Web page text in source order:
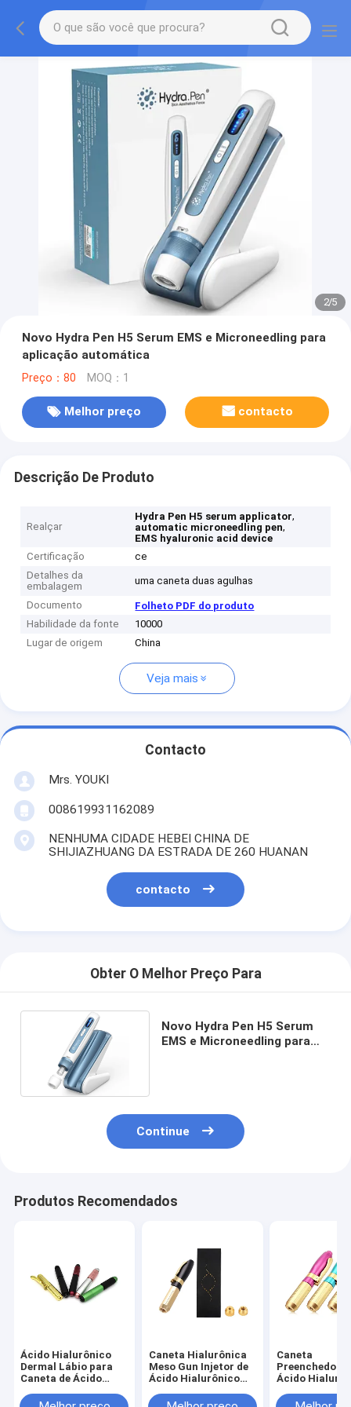
2/5
Novo Hydra Pen H5 Serum EMS e Microneedling para
aplicação automática
Preço：80 MOQ：1
Melhor preço contacto
Descrição De Produto
Realçar
Hydra Pen H5 serum applicator,
automatic microneedling pen,
EMS hyaluronic acid device
Certificação
ce
Detalhes da
embalagem
uma caneta duas agulhas
Documento
Folheto PDF do produto
Habilidade da fonte
10000
Lugar de origem
China
Veja mais
Contacto
Mrs. YOUKI
008619931162089
NENHUMA CIDADE HEBEI CHINA DE
SHIJIAZHUANG DA ESTRADA DE 260 HUANAN
contacto
Obter O Melhor Preço Para
Novo Hydra Pen H5 Serum
EMS e Microneedling para
Continue
Produtos Recomendados
Ácido Hialurônico
Dermal Lábio para
Caneta de Ácido
0,5ml Pistola de
Caneta Hialurônica
Meso Gun Injetor de
Ácido Hialurônico
Caneta
Preenchedora
Ácido
Caneta